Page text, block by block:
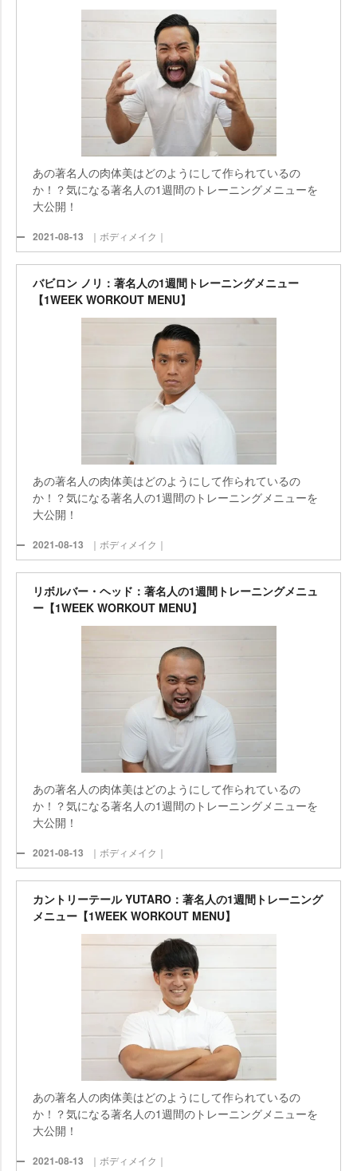
あの著名人の肉体美はどのようにして作られているの
か！？気になる著名人の1週間のトレーニングメニューを
大公開！
2021-08-13 ｜ボディメイク｜
バビロン ノリ：著名人の1週間トレーニングメニュー
【1WEEK WORKOUT MENU】
あの著名人の肉体美はどのようにして作られているの
か！？気になる著名人の1週間のトレーニングメニューを
大公開！
2021-08-13 ｜ボディメイク｜
リボルバー・ヘッド：著名人の1週間トレーニングメニュ
ー【1WEEK WORKOUT MENU】
あの著名人の肉体美はどのようにして作られているの
か！？気になる著名人の1週間のトレーニングメニューを
大公開！
2021-08-13 ｜ボディメイク｜
カントリーテール YUTARO：著名人の1週間トレーニング
メニュー【1WEEK WORKOUT MENU】
あの著名人の肉体美はどのようにして作られているの
か！？気になる著名人の1週間のトレーニングメニューを
大公開！
2021-08-13 ｜ボディメイク｜